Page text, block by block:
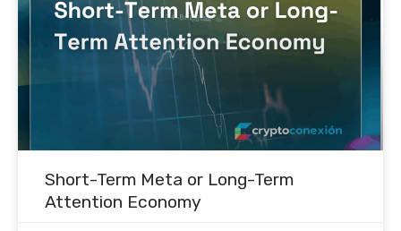
Short-Term Meta or Long-Term
Attention Economy